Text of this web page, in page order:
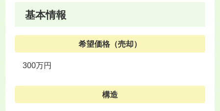
基本情報
希望価格（売却）
300万円
構造